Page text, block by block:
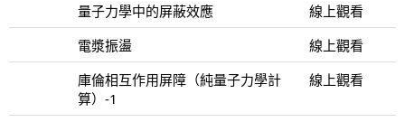
量子力學中的屏蔽效應
線上觀看
電漿振盪
線上觀看
庫倫相互作用屏障（純量子力學計
算）-1
線上觀看